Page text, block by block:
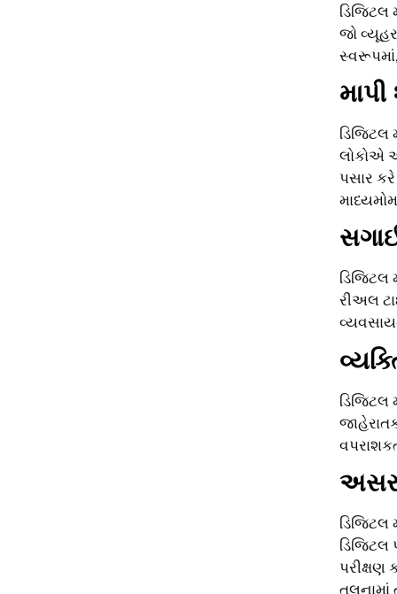
ડિજિટલ
જો
ડિજિટલ
લોકોએ
પસાર
ડિજિટલ
રીઅલ
ડિજિટલ
ડિજિટલ
ડિજિટલ
પરીક્ષણ